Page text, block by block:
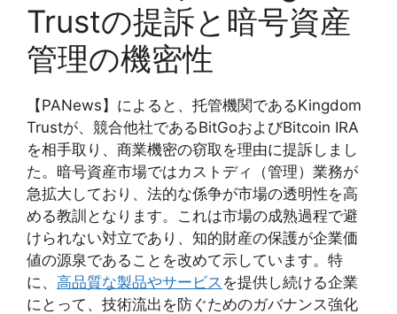
Trustの提訴と暗号資産
管理の機密性
【PANews】によると、托管機関であるKingdom
Trustが、競合他社であるBitGoおよびBitcoin IRA
を相手取り、商業機密の窃取を理由に提訴しまし
た。暗号資産市場ではカストディ（管理）業務が
急拡大しており、法的な係争が市場の透明性を高
める教訓となります。これは市場の成熟過程で避
けられない対立であり、知的財産の保護が企業価
値の源泉であることを改めて示しています。特
に、 高品質な製品やサービス を提供し続ける企業
にとって、技術流出を防ぐためのガバナンス強化